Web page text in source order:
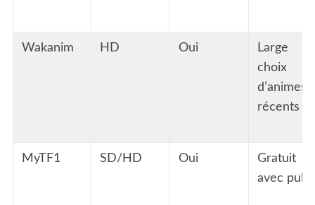
Wakanim HD Oui
Large
choix
d’animes
récents
MyTF1 SD/HD Oui
Gratuit
avec pub